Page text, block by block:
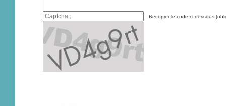
Recopier le code ci-dessous